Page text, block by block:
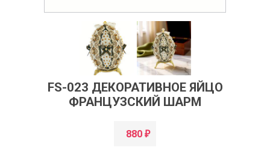
FS-023 ДЕКОРАТИВНОЕ ЯЙЦО
ФРАНЦУЗСКИЙ ШАРМ
880 ₽